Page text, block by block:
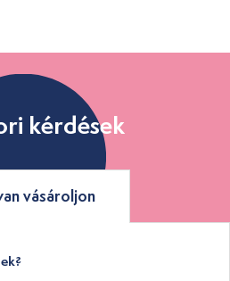
kérdések
vásároljon